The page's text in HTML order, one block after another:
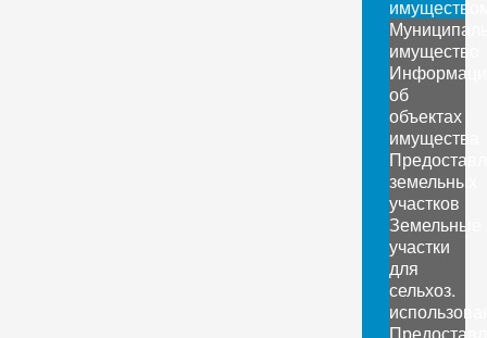
имущество
об
объектах
имущества
земельных
участков
Земельные
участки
для
сельхоз.